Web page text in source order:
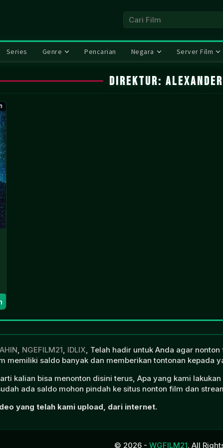
Series Genre Pencarian Negara Server Film
Direktur:
, NGEFILM21, IDLIX, Telah hadir untuk Anda agar
memiliki saldo banyak dan memberikan tontonan kepada
kalian bisa menonton disini terus, Apa yang kami
ada saldo mohon pindah ke situs nonton film dan
yang telah kami upload, dari internet.
© 2026 - WGFILM21. All